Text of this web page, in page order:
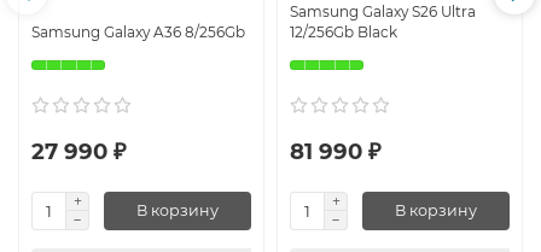
Samsung Galaxy A36 8/256Gb
27 990 ₽
В корзину
Samsung Galaxy S26 Ultra
12/256Gb Black
81 990 ₽
В корзину